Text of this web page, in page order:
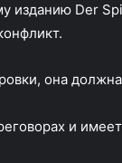
изданию Der
она должна
и имеет